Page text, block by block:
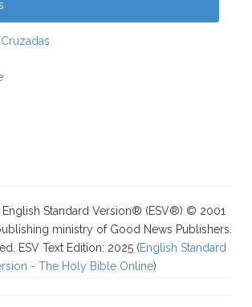
Standard Version® (ESV®) © 2001
ministry of Good News Publishers.
ESV Text Edition: 2025 (English Standard
- The Holy Bible Online)